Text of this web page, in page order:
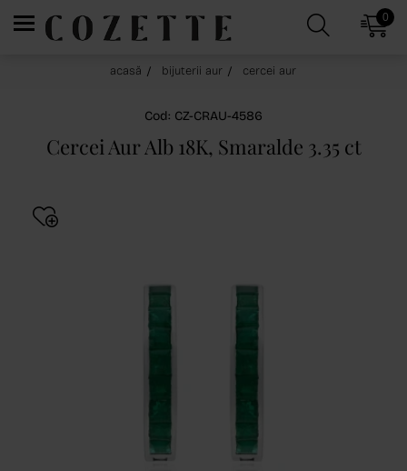
0
acasă bijuterii aur cercei aur
Cod: CZ-CRAU-4586
Cercei Aur Alb 18K, Smaralde 3.35 ct